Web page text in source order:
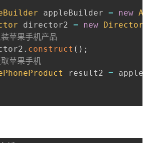
appleBuilder = new
director2 = new Director
苹果手机产品
. construct ( ) ;
苹果手机
result2 =